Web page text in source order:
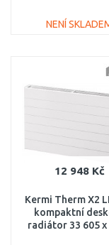
NENÍ
12 948 Kč
Kermi Therm X2
kompaktní
radiátor 33 605 x